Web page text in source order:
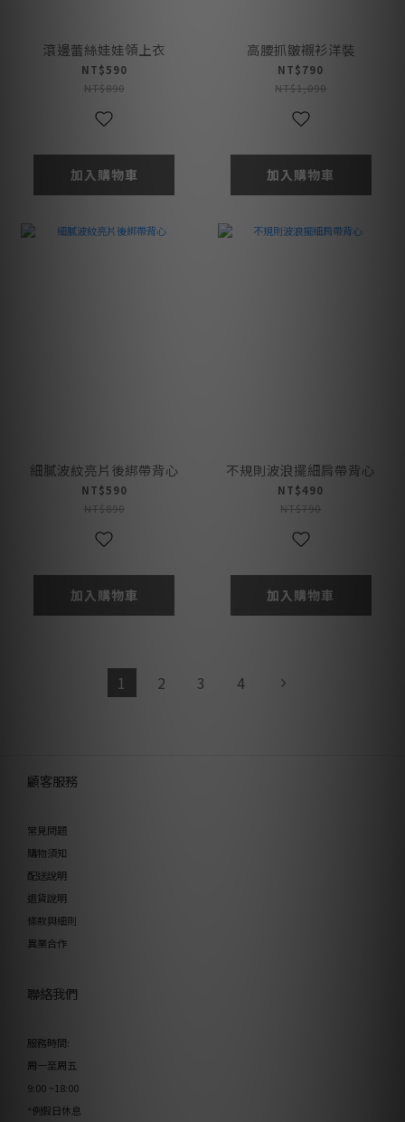
滾邊蕾絲娃娃領上衣
NT$590
NT$890
加入購物車
高腰抓皺襯衫洋裝
NT$790
NT$1,090
加入購物車
細膩波紋亮片後綁帶背心
NT$590
NT$890
加入購物車
不規則波浪擺細肩帶背心
NT$490
NT$790
加入購物車
1 2 3 4
顧客服務
常見問題
購物須知
配送說明
退貨說明
條款與細則
異業合作
聯絡我們
服務時間:
周一至周五
9:00 ~18:00
*例假日休息